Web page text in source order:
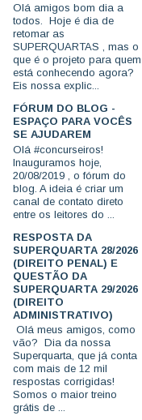
Olá amigos bom dia a
todos. Hoje é dia de
retomar as
SUPERQUARTAS , mas o
que é o projeto para quem
está conhecendo agora?
Eis nossa explic...
FÓRUM DO BLOG -
ESPAÇO PARA VOCÊS
SE AJUDAREM
Olá #concurseiros!
Inauguramos hoje,
20/08/2019 , o fórum do
blog. A ideia é criar um
canal de contato direto
entre os leitores do ...
RESPOSTA DA
SUPERQUARTA 28/2026
(DIREITO PENAL) E
QUESTÃO DA
SUPERQUARTA 29/2026
(DIREITO
ADMINISTRATIVO)
Olá meus amigos, como
vão? Dia da nossa
Superquarta, que já conta
com mais de 12 mil
respostas corrigidas!
Somos o maior treino
grátis de ...